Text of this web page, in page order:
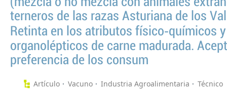
terneros de las razas Asturiana de los
Retinta en los atributos físico‑químicos y
organolépticos de carne madurada.
preferencia de los consum
Artículo Vacuno Industria Agroalimentaria
Técnico